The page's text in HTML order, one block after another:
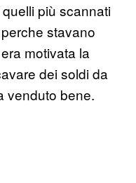
più scannati
stavano
motivata la
dei soldi da
venduto bene.